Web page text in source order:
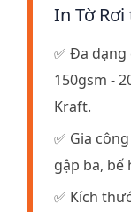
In Tờ
✅ Đa dạng
150gsm -
Kraft.
✅ Gia
gập ba, bế
✅ Kích